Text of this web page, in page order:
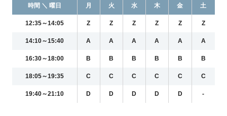
時間 ＼ 曜日 月 火 水 木 金 土
12:35～14:05 Z Z Z Z Z Z
14:10～15:40 A A A A A A
16:30～18:00 B B B B B B
18:05～19:35 C C C C C C
19:40～21:10 D D D D D -